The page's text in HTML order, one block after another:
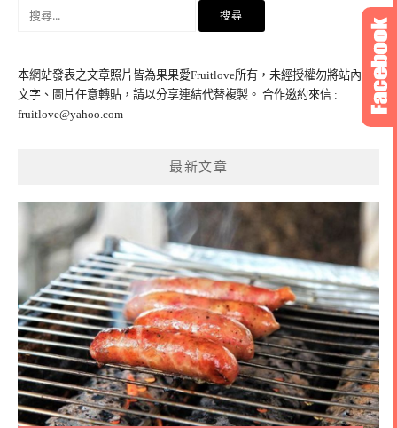
字:
本網站發表之文章照片皆為果果愛Fruitlove所有，未經授權勿將站內之
文字、圖片任意轉貼，請以分享連結代替複製。 合作邀約來信 :
fruitlove@yahoo.com
最新文章